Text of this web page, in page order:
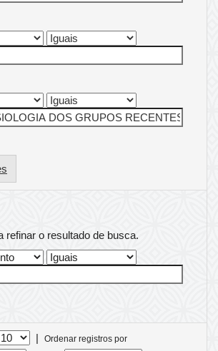
refinar o resultado de busca.
|
Ordenar registros por